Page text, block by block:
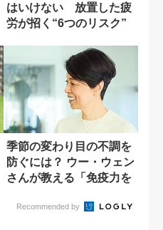
はいけない 放置した疲
労が招く“6つのリスク”
季節の変わり目の不調を
防ぐには？ ウー・ウェン
さんが教える「免疫力を
Recommended by